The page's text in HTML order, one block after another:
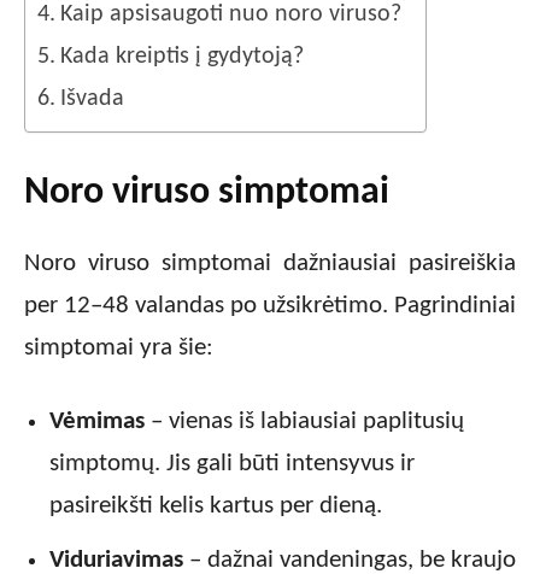
Kaip apsisaugoti nuo noro viruso?
Kada kreiptis į gydytoją?
Išvada
Noro viruso simptomai
Noro viruso simptomai dažniausiai pasireiškia
per 12–48 valandas po užsikrėtimo. Pagrindiniai
simptomai yra šie:
Vėmimas – vienas iš labiausiai paplitusių
simptomų. Jis gali būti intensyvus ir
pasireikšti kelis kartus per dieną.
Viduriavimas – dažnai vandeningas, be kraujo